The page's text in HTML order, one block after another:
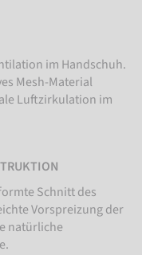
im Handschuh.
Mesh-Material
Luftzirkulation im
Schnitt des
Vorspreizung der
natürliche